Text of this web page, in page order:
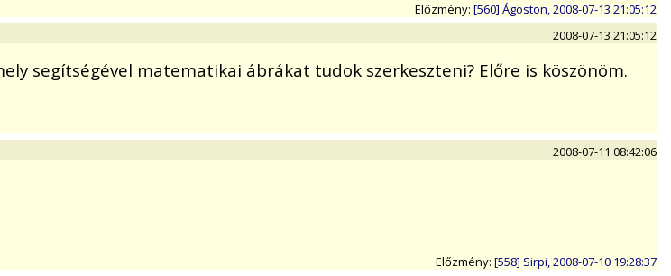
Előzmény: [560] Ágoston, 2008-07-13 21:05:12
2008-07-13 21:05:12
segítségével matematikai ábrákat tudok szerkeszteni? Előre is köszönöm.
2008-07-11 08:42:06
Előzmény: [558] Sirpi, 2008-07-10 19:28:37